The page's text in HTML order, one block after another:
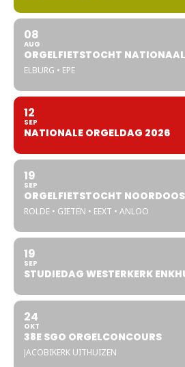
08
AUG
ORGELFIETSTOCHT
ELBURG • EPE
12
SEP
NATIONALE ORGELDAG 2026
19
SEP
ORGELFIETSTOCHT
ROLDE • GIETEN • EEXT • ANLOO
19
SEP
STUDIEDAG WESTERKERK
24
OKT
38E SGO ORGELCONCOURS
JACOBIKERK UITHUIZEN